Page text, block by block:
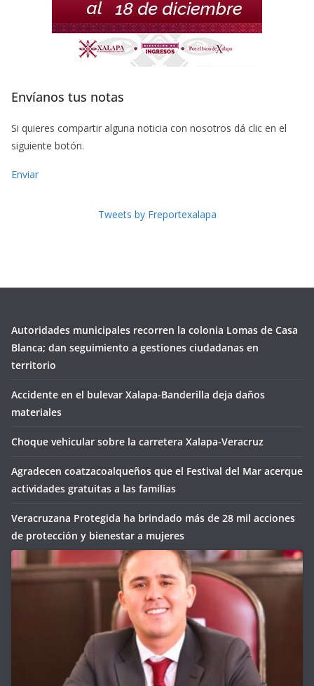
Envíanos tus notas
Si quieres compartir alguna noticia con nosotros dá clic en el
siguiente botón.
Enviar
Tweets by Freportexalapa
Autoridades municipales recorren la colonia Lomas de Casa
Blanca; dan seguimiento a gestiones ciudadanas en
territorio
Accidente en el bulevar Xalapa-Banderilla deja daños
materiales
Choque vehicular sobre la carretera Xalapa-Veracruz
Agradecen coatzacoalqueños que el Festival del Mar acerque
actividades gratuitas a las familias
Veracruzana Protegida ha brindado más de 28 mil acciones
de protección y bienestar a mujeres